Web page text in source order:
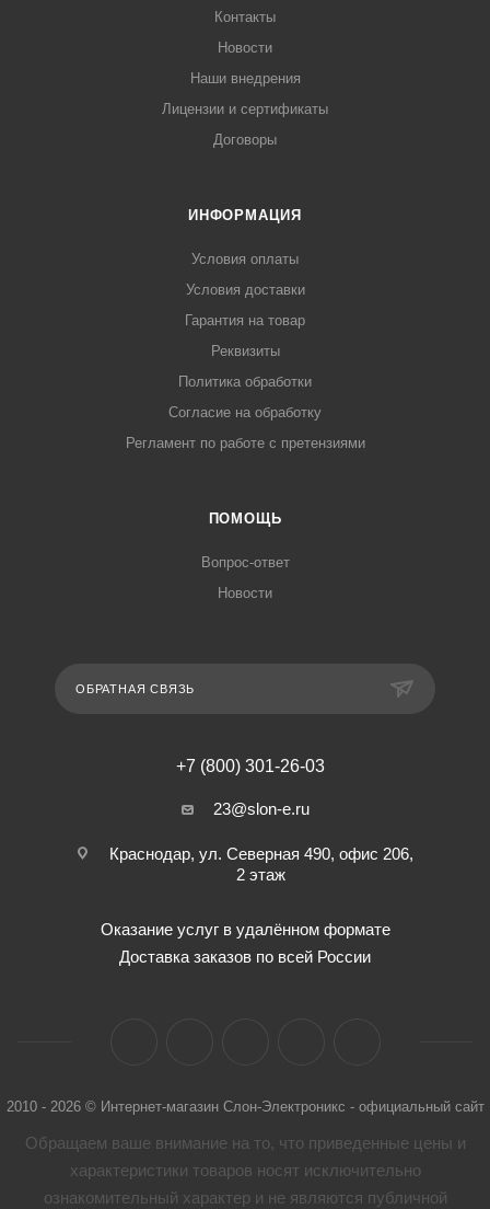
Контакты
Новости
Наши внедрения
Лицензии и сертификаты
Договоры
ИНФОРМАЦИЯ
Условия оплаты
Условия доставки
Гарантия на товар
Реквизиты
Политика обработки
Согласие на обработку
Регламент по работе с претензиями
ПОМОЩЬ
Вопрос-ответ
Новости
ОБРАТНАЯ СВЯЗЬ
+7 (800) 301-26-03
23@slon-e.ru
Краснодар, ул. Северная 490, офис 206,
2 этаж
Оказание услуг в удалённом формате
Доставка заказов по всей России
2010 - 2026 © Интернет-магазин Слон-Электроникс - официальный сайт
Обращаем ваше внимание на то, что приведенные цены и
характеристики товaров носят исключительно
ознакомительный характер и не являются публичной